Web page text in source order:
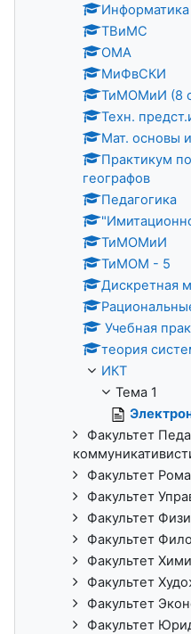
ТВиМС
ОМА
МиФвСКИ
ТиМОМиИ (8
Техн.
Мат. основы
Практикум
географов
Педагогика
ТиМОМиИ
ТиМОМ - 5
Дискретная
Учебная
теория
ИКТ
Тема 1
Факультет
Факультет
Факультет
Факультет
Факультет
Факультет
Факультет
Факультет
Факультет